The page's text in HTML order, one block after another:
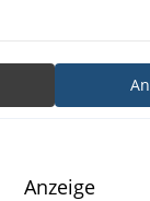
Anzeige